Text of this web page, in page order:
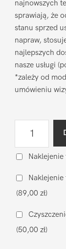
najnowszych
sprawiają, że
stanu sprzed
napraw,
najlepszych
nasze usługi
*zależy od
umówieniu
przycisku
Apple
iPhone
16
Pro
(89,00 zł)
(50,00 zł)